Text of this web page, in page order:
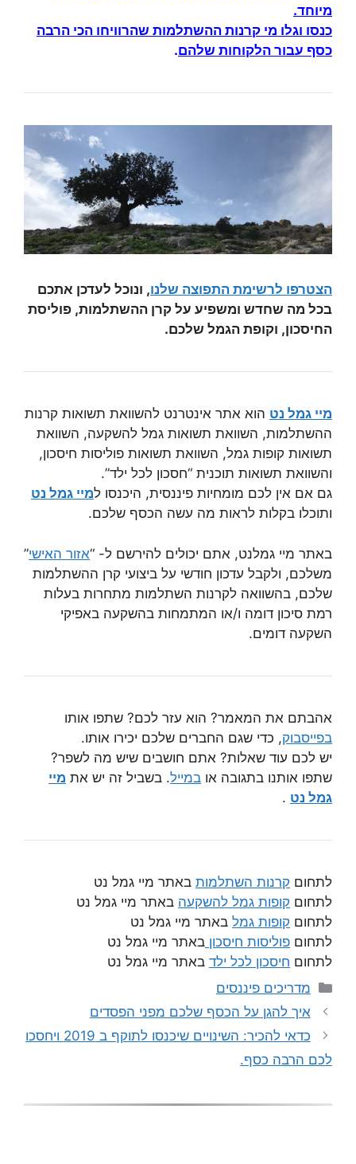
מיוחד.
כנסו וגלו מי קרנות ההשתלמות שהרוויחו הכי הרבה
כסף עבור הלקוחות שלהם.
הצטרפו לרשימת התפוצה שלנו, ונוכל לעדכן אתכם
בכל מה שחדש ומשפיע על קרן ההשתלמות, פוליסת
החיסכון, וקופת הגמל שלכם.
מיי גמל נט הוא אתר אינטרנט להשוואת תשואות קרנות
ההשתלמות, השוואת תשואות גמל להשקעה, השוואת
תשואות קופות גמל, השוואת תשואות פוליסות חיסכון,
והשוואת תשואות תוכנית “חסכון לכל ילד”.
גם אם אין לכם מומחיות פיננסית, היכנסו למיי גמל נט
ותוכלו בקלות לראות מה עשה הכסף שלכם.
באתר מיי גמלנט, אתם יכולים להירשם ל- “אזור האישי”
משלכם, ולקבל עדכון חודשי על ביצועי קרן ההשתלמות
שלכם, בהשוואה לקרנות השתלמות מתחרות בעלות
רמת סיכון דומה ו/או המתמחות בהשקעה באפיקי
השקעה דומים.
אהבתם את המאמר? הוא עזר לכם? שתפו אותו
בפייסבוק, כדי שגם החברים שלכם יכירו אותו.
יש לכם עוד שאלות? אתם חושבים שיש מה לשפר?
שתפו אותנו בתגובה או במייל. בשביל זה יש את מיי
גמל נט .
לתחום קרנות השתלמות באתר מיי גמל נט
לתחום קופות גמל להשקעה באתר מיי גמל נט
לתחום קופות גמל באתר מיי גמל נט
לתחום פוליסות חיסכון באתר מיי גמל נט
לתחום חיסכון לכל ילד באתר מיי גמל נט
קטגוריות
מדריכים פיננסים
איך להגן על הכסף שלכם מפני הפסדים
כדאי להכיר: השינויים שיכנסו לתוקף ב 2019 ויחסכו
לכם הרבה כסף.